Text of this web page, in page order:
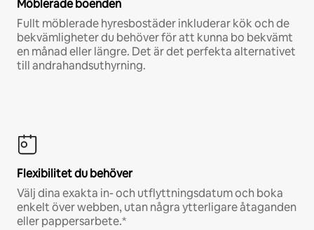
Möblerade boenden
Fullt möblerade hyresbostäder inkluderar kök och de
bekvämligheter du behöver för att kunna bo bekvämt
en månad eller längre. Det är det perfekta alternativet
till andrahandsuthyrning.
Flexibilitet du behöver
Välj dina exakta in- och utflyttningsdatum och boka
enkelt över webben, utan några ytterligare åtaganden
eller pappersarbete.*